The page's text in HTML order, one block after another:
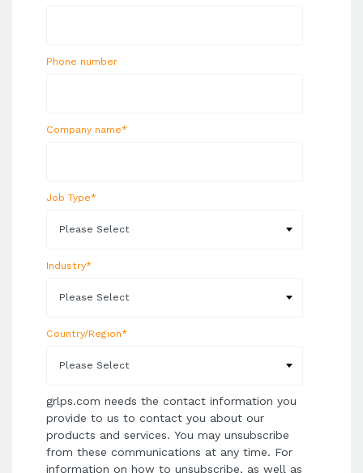
Phone number
Company name*
Job Type*
Industry*
Country/Region*
grlps.com needs the contact information you
provide to us to contact you about our
products and services. You may unsubscribe
from these communications at any time. For
information on how to unsubscribe, as well as